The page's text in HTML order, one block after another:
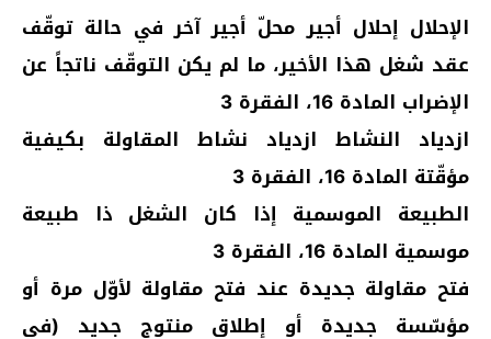
الإحلال إحلال أجير محلّ أجير آخر في حالة توقّف
عقد شغل هذا الأخير، ما لم يكن التوقّف ناتجاً عن
الإضراب المادة 16، الفقرة 3
ازدياد النشاط ازدياد نشاط المقاولة بكيفية
مؤقّتة المادة 16، الفقرة 3
الطبيعة الموسمية إذا كان الشغل ذا طبيعة
موسمية المادة 16، الفقرة 3
فتح مقاولة جديدة عند فتح مقاولة لأوّل مرة أو
مؤسّسة جديدة أو إطلاق منتوج جديد (في